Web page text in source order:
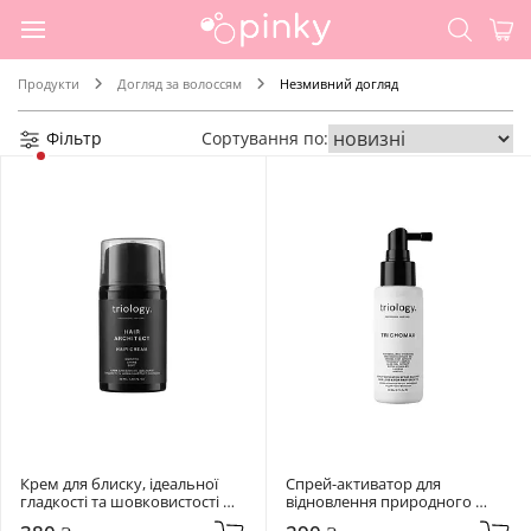
Продукти Догляд за волоссям Незмивний догляд
Фільтр Сортування по:
Крем для блиску, ідеальної
гладкості та шовковистості
волосся Triology. Hair Architect
Cпрей-активатор для
відновлення природного
росту волосся, схильного до